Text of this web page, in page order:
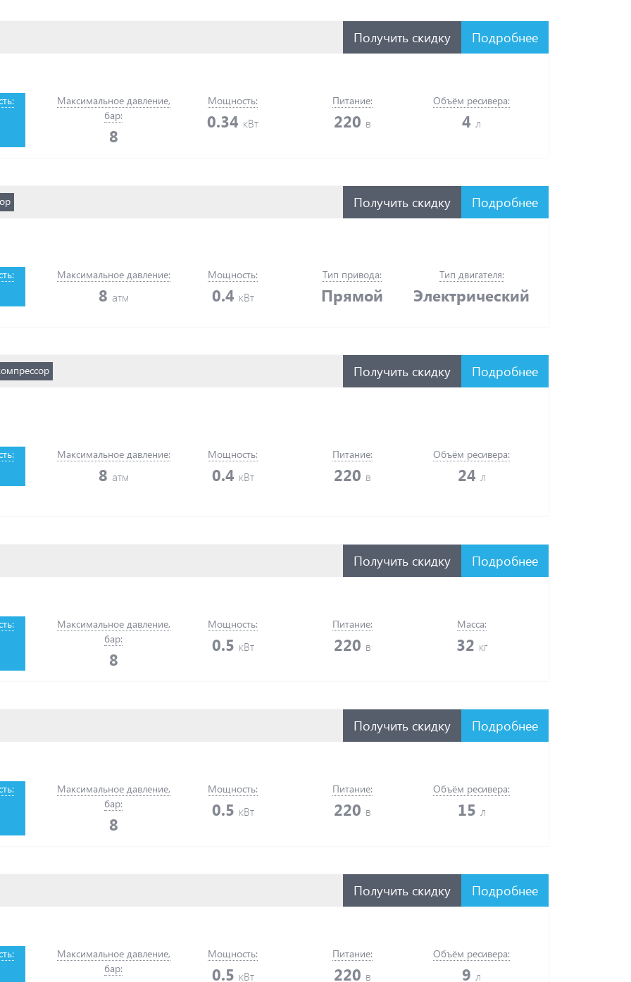
Получить скидку Подробнее
Максимальное давление,
бар:
8
Мощность:
0.34 кВт
Питание:
220 в
Объём ресивера:
4 л
Получить скидку Подробнее
Максимальное давление:
8 атм
Мощность:
0.4 кВт
Тип привода:
Прямой
Тип двигателя:
Электрический
Получить скидку Подробнее
Максимальное давление:
8 атм
Мощность:
0.4 кВт
Питание:
220 в
Объём ресивера:
24 л
Получить скидку Подробнее
Максимальное давление,
бар:
8
Мощность:
0.5 кВт
Питание:
220 в
Масса:
32 кг
Получить скидку Подробнее
Максимальное давление,
бар:
8
Мощность:
0.5 кВт
Питание:
220 в
Объём ресивера:
15 л
Получить скидку Подробнее
Максимальное давление,
бар:
Мощность:
0.5 кВт
Питание:
220 в
Объём ресивера:
9л